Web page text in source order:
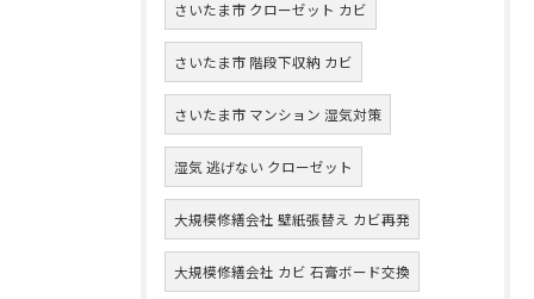
さいたま市 クローゼット カビ
さいたま市 階段下収納 カビ
さいたま市 マンション 湿気対策
湿気 逃げない クローゼット
大規模修繕会社 壁紙張替え カビ再発
大規模修繕会社 カビ 石膏ボード交換